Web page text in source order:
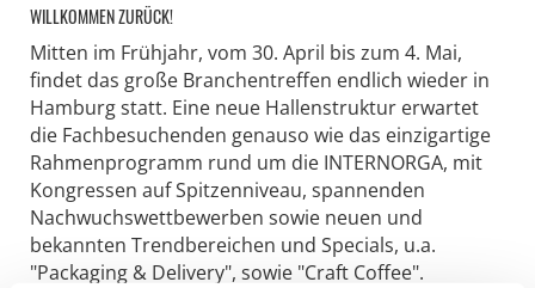
WILLKOMMEN ZURÜCK!
Mitten im Frühjahr, vom 30. April bis zum 4. Mai,
findet das große Branchentreffen endlich wieder in
Hamburg statt. Eine neue Hallenstruktur erwartet
die Fachbesuchenden genauso wie das einzigartige
Rahmenprogramm rund um die INTERNORGA, mit
Kongressen auf Spitzenniveau, spannenden
Nachwuchswettbewerben sowie neuen und
bekannten Trendbereichen und Specials, u.a.
"Packaging & Delivery", sowie "Craft Coffee".